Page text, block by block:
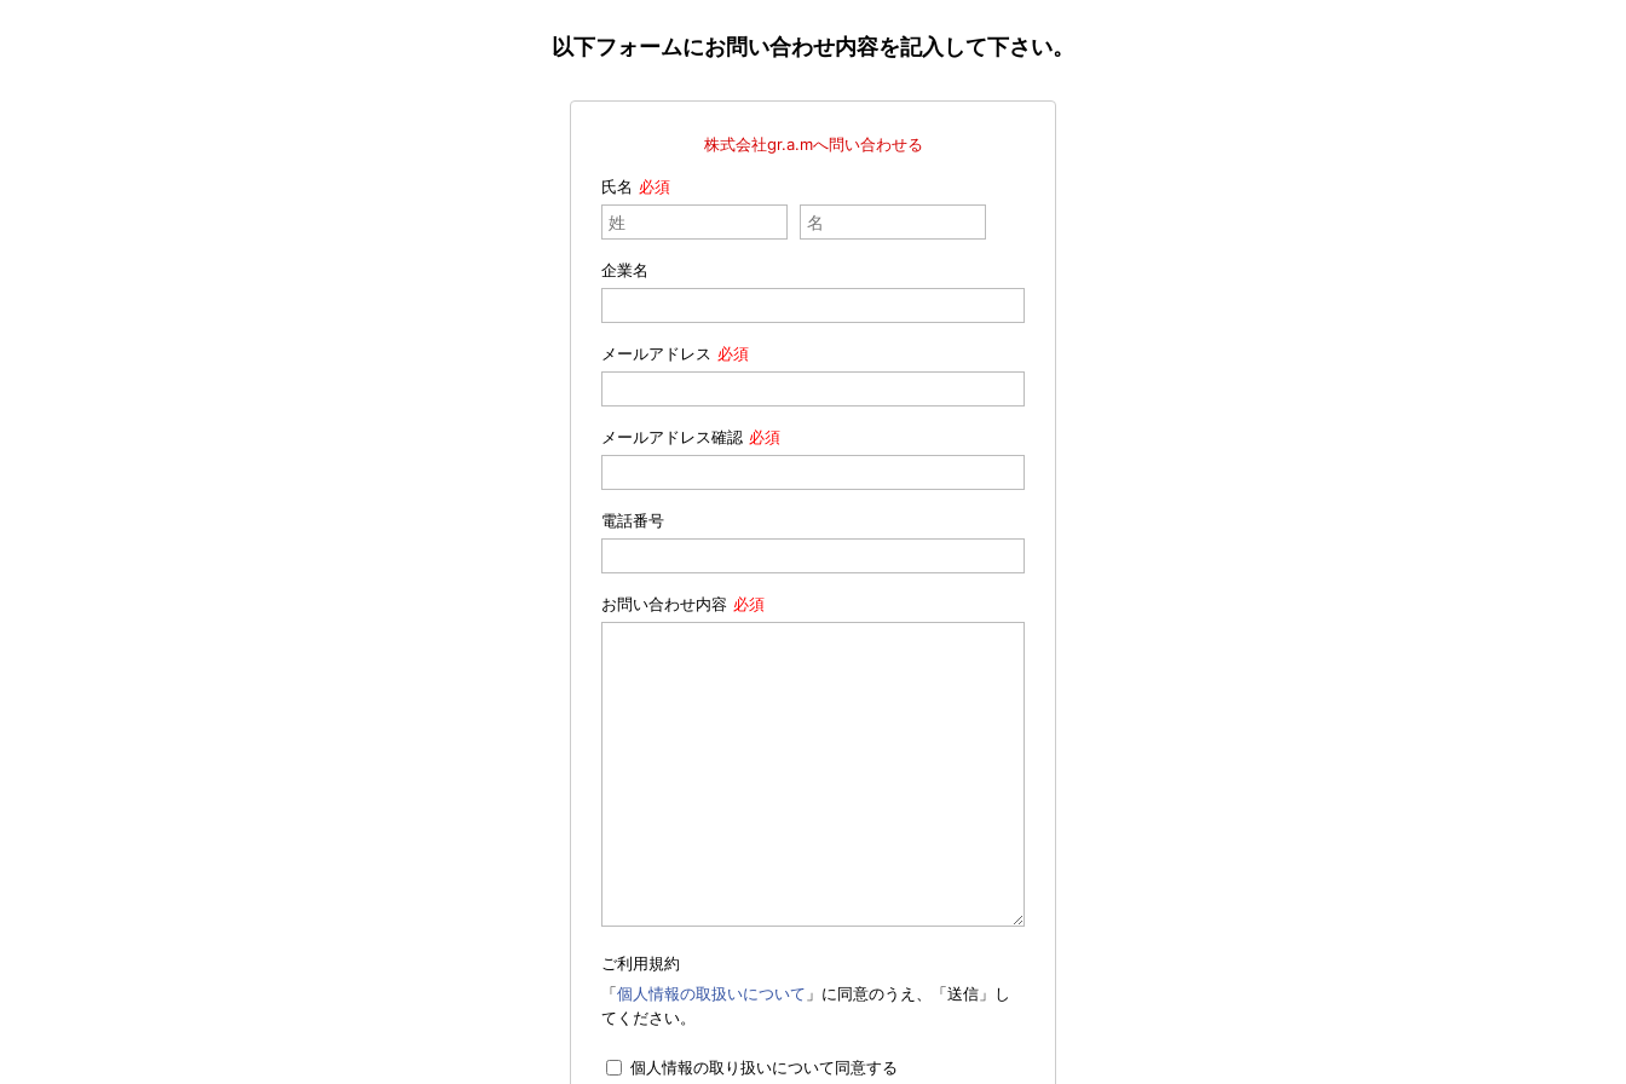
以下フォームにお問い合わせ内容を記入して下さい。
株式会社gr.a.mへ問い合わせる
氏名
企業名
メールアドレス
メールアドレス確認
電話番号
お問い合わせ内容
ご利用規約
「個人情報の取扱いについて 」に同意のうえ、「送信」し
てください。
個人情報の取り扱いについて同意する